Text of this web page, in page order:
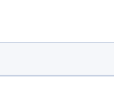
способ связи